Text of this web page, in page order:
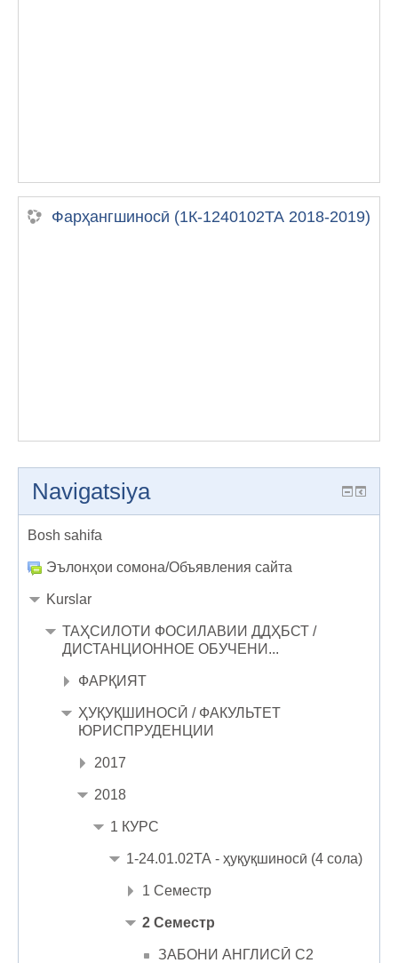
Фарҳангшиносӣ (1К-1240102ТА 2018-2019)
Navigatsiya
Bosh sahifa
Эълонҳои сомона/Объявления сайта
Kurslar
ТАҲСИЛОТИ ФОСИЛАВИИ ДДҲБСТ /
ДИСТАНЦИОННОЕ ОБУЧЕНИ...
ФАРҚИЯТ
ҲУҚУҚШИНОСӢ / ФАКУЛЬТЕТ
ЮРИСПРУДЕНЦИИ
2017
2018
1 КУРС
1-24.01.02ТА - ҳуқуқшиносӣ (4 сола)
1 Семестр
2 Семестр
ЗАБОНИ АНГЛИСӢ С2